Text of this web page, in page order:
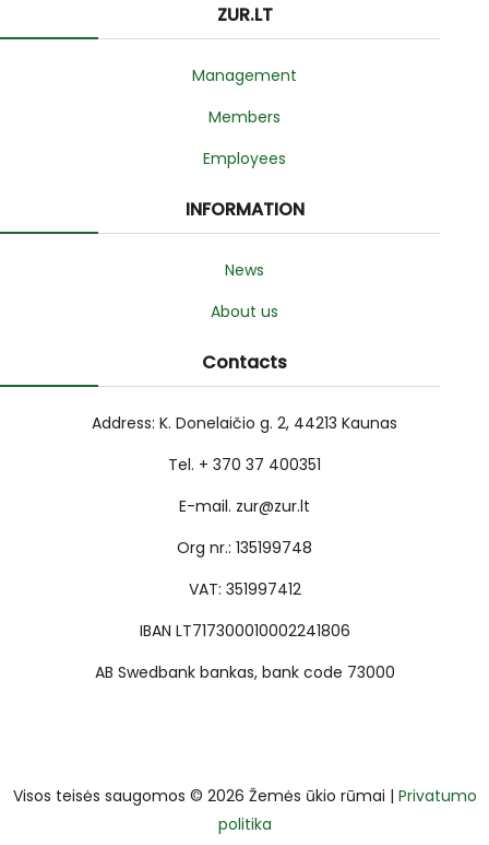
ZUR.LT
Management
Members
Employees
INFORMATION
News
About us
Contacts
Address: K. Donelaičio g. 2, 44213 Kaunas
Tel. + 370 37 400351
E-mail. zur@zur.lt
Org nr.: 135199748
VAT: 351997412
IBAN LT717300010002241806
AB Swedbank bankas, bank code 73000
Visos teisės saugomos © 2026 Žemės ūkio rūmai | Privatumo
politika